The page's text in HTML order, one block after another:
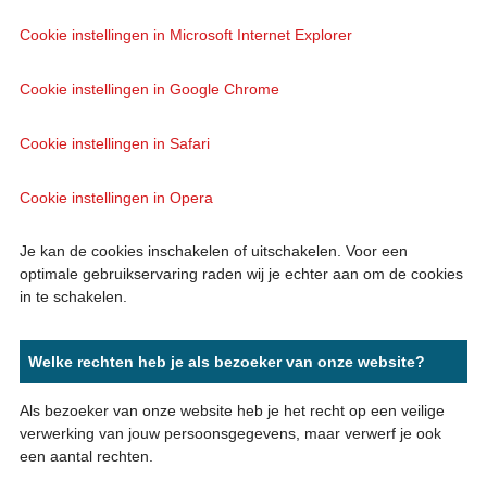
Cookie instellingen in Microsoft Internet Explorer
Cookie instellingen in Google Chrome
Cookie instellingen in Safari
Cookie instellingen in Opera
Je kan de cookies inschakelen of uitschakelen. Voor een
optimale gebruikservaring raden wij je echter aan om de cookies
in te schakelen.
Welke rechten heb je als bezoeker van onze website?
Als bezoeker van onze website heb je het recht op een veilige
verwerking van jouw persoonsgegevens, maar verwerf je ook
een aantal rechten.